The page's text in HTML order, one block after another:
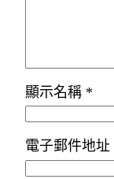
顯示名稱 *
電子郵件地址